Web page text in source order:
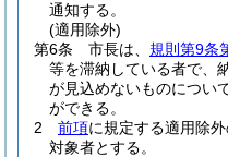
通知する。
(適用除外)
第6条
市長は、 規則第9条
等を滞納している者で、
が見込めないものについ
ができる。
2
前項に規定する適用除
対象者とする。